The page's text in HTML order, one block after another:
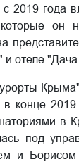
2019 года
он
отеле
в конце
в
под
и